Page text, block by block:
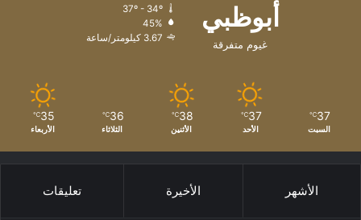
أبوظبي
غيوم متفرقة
37º - 34º
45%
3.67 كيلومتر/ساعة
37
℃
السبت
37
℃
الأحد
38
℃
الأثنين
36
℃
الثلاثاء
35
℃
الأربعاء
الأشهر الأخيرة تعليقات